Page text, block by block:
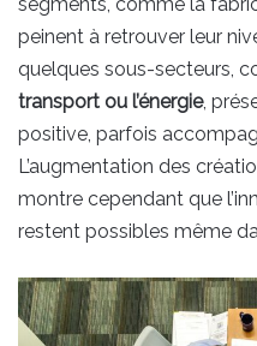
segments, comme la
peinent à retrouver leur
quelques sous-secteurs,
transport ou l’énergie,
positive, parfois
L’augmentation des
montre cependant que
restent possibles même